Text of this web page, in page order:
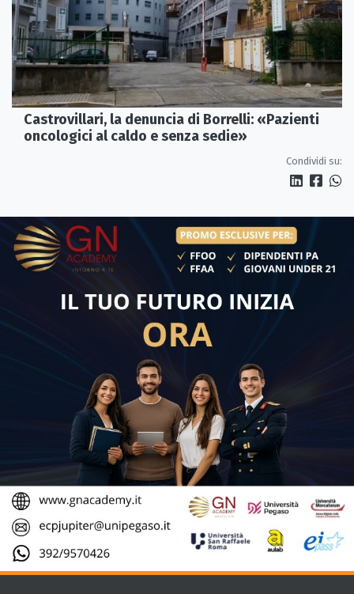
Castrovillari, la denuncia di Borrelli: «Pazienti
oncologici al caldo e senza sedie»
Condividi su: